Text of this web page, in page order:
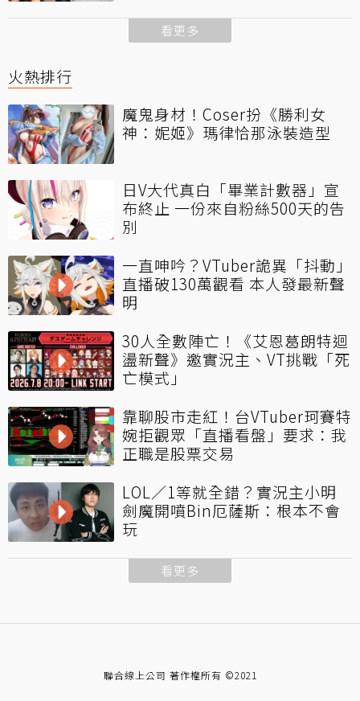
看更多
火熱排行
魔鬼身材！Coser扮《勝利女
神：妮姬》瑪律恰那泳裝造型
日V大代真白「畢業計數器」宣
布終止 一份來自粉絲500天的告
別
一直呻吟？VTuber詭異「抖動」
直播破130萬觀看 本人發最新聲
明
30人全數陣亡！《艾恩葛朗特迴
盪新聲》邀實況主、VT挑戰「死
亡模式」
靠聊股市走紅！台VTuber珂賽特
婉拒觀眾「直播看盤」要求：我
正職是股票交易
LOL／1等就全錯？實況主小明
劍魔開噴Bin厄薩斯：根本不會
玩
看更多
聯合線上公司 著作權所有 ©2021